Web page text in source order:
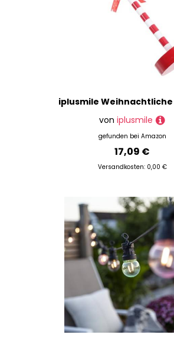
von iplusmile
gefunden bei Amazon
17,09 €
Versandkosten: 0,00 €